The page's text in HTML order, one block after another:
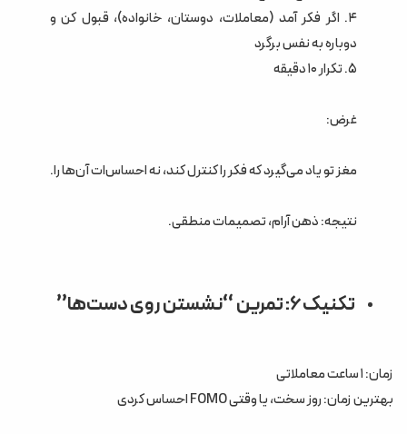
۴. اگر فکر آمد (معاملات، دوستان، خانواده)، قبول کن و
دوباره به نفس برگرد
۵. تکرار ۱۰ دقیقه
غرض:
مغز تو یاد می‌گیرد که فکر را کنترل کند، نه احساس‌ات آن‌ها را.
نتیجه: ذهن آرام، تصمیمات منطقی.
زمان: ۱ ساعت معاملاتی
بهترین زمان: روز سخت، یا وقتی FOMO احساس کردی